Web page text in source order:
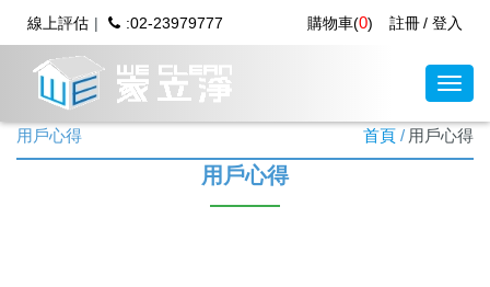
線上評估 :02-23979777 註冊 登入
購物車(0)
用戶心得 首頁 用戶心得
用戶心得